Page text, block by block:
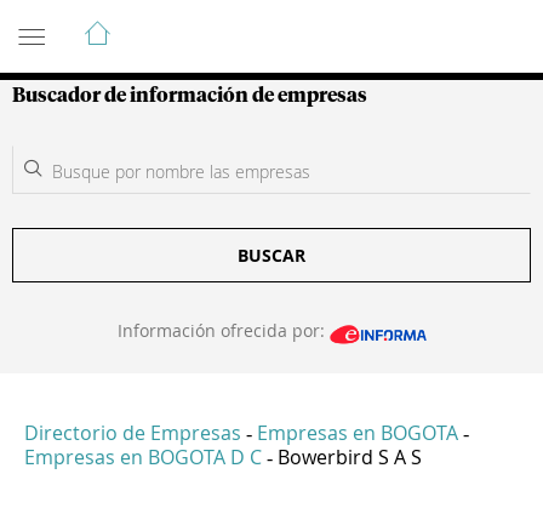
Guía de Empresas Colombianas
Buscador de información de empresas
BUSCAR
Información ofrecida por:
Directorio de Empresas - Empresas en BOGOTA -
Empresas en BOGOTA D C - Bowerbird S A S